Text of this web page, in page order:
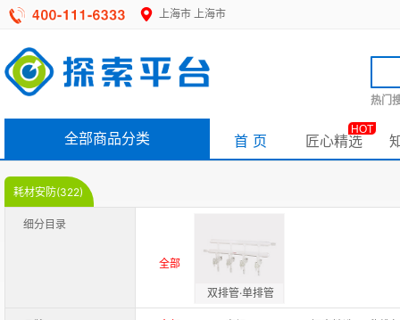
上海市 上海市
热门
全部商品分类 首 页 匠心精选
HOT
耗材安防(322)
细分目录
全部
双排管·单排管